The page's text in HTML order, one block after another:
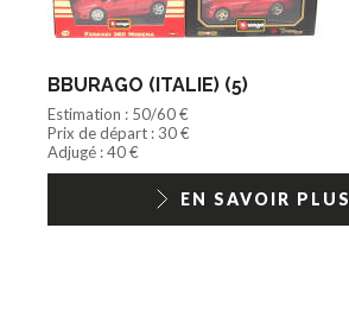
BBURAGO (ITALIE) (5)
Estimation : 50/60 €
Prix de départ : 30 €
Adjugé : 40 €
EN SAVOIR PLUS